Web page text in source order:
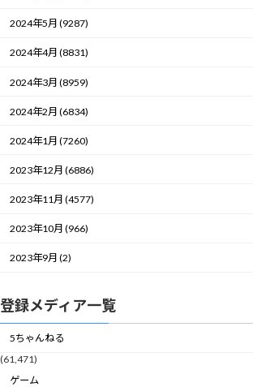
2024年5月 (9287)
2024年4月 (8831)
2024年3月 (8959)
2024年2月 (6834)
2024年1月 (7260)
2023年12月 (6886)
2023年11月 (4577)
2023年10月 (966)
2023年9月 (2)
登録メディア一覧
5ちゃんねる
(61,471)
ゲーム